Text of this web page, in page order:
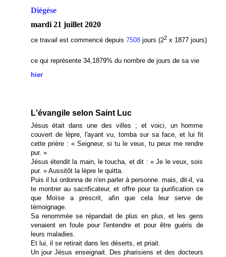
Diégèse
mardi 21 juillet 2020
ce travail est commencé depuis 7508jours (22x 1877 jours)
ce qui représente 34,1879% du nombre de jours de sa vie
hier
L'évangile selon Saint Luc
Jésus était dans une des villes ; et voici, un homme
couvert de lèpre, l'ayant vu, tomba sur sa face, et lui fit
cette prière : « Seigneur, si tu le veux, tu peux me rendre
pur. »
Jésus étendit la main, le toucha, et dit : « Je le veux, sois
pur. » Aussitôt la lèpre le quitta.
Puis il lui ordonna de n'en parler à personne. mais, dit-il, va
te montrer au sacrificateur, et offre pour ta purification ce
que Moïse a prescrit, afin que cela leur serve de
témoignage.
Sa renommée se répandait de plus en plus, et les gens
venaient en foule pour l'entendre et pour être guéris de
leurs maladies.
Et lui, il se retirait dans les déserts, et priait.
Un jour Jésus enseignait. Des pharisiens et des docteurs